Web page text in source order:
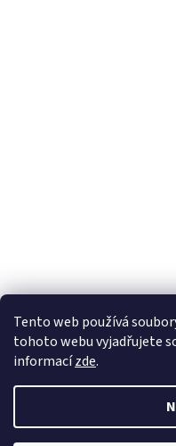
Tento web používá
tohoto webu vyjadřujete
informacízde.
🏝️ Dovolená: 🏝️
probíhat dovolená.
Expedice objednávek
Děkujeme za
Objednávky obdržené